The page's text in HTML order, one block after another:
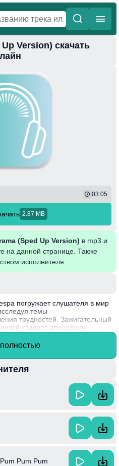
Version) скачать
03:05
2.87 MB
(Sped Up Version) в mp3 и
на данной странице. Также
исполнителя.
погружает слушателя в мир
темы
трудностей. Зажигательный
создает атмосферу
трек идеальным
и преодоления
каждый ритм.
в 2020 году, известна
реальность и
внимание фанатов по всему
Pum Pum